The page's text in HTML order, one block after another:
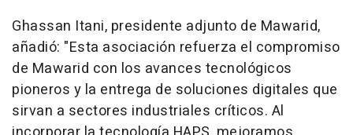
Ghassan Itani, presidente adjunto de Mawarid,
añadió: "Esta asociación refuerza el compromiso
de Mawarid con los avances tecnológicos
pioneros y la entrega de soluciones digitales que
sirvan a sectores industriales críticos. Al